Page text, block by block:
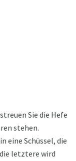
Sie die Hefe
stehen.
eine Schüssel, die
letztere wird